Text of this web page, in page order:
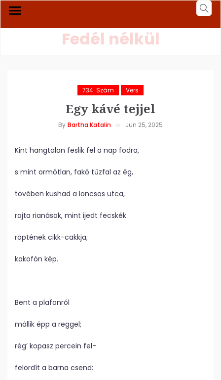
Fedél nélkül
734. Szám Vers
Egy kávé tejjel
By Bartha Katalin Jun 25, 2025
Kint hangtalan feslik fel a nap fodra,
s mint ormótlan, fakó tűzfal az ég,
tövében kushad a loncsos utca,
rajta rianások, mint ijedt fecskék
röptének cikk-cakkja;
kakofón kép.
Bent a plafonról
mállik épp a reggel;
rég’ kopasz percein fel-
felordít a barna csend: